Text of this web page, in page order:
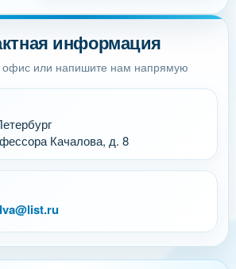
информация
офис или напишите нам напрямую
Качалова, д. 8